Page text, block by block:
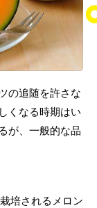
の追随を許さな
くなる時期はい
が、一般的な品
培されるメロン